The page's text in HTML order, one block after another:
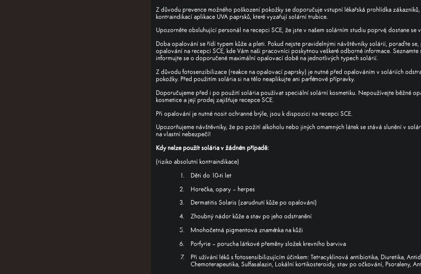
Z důvodu prevence možného poškození pokožky se doporučuje vstupní lékařská prohlídka
kontraindikací aplikace UVA paprsků, které vyzařují solární trubice.
Upozorněte obsluhující personál na recepci SCE, že jste v našem solárním studiu poprvé, dostane se
Doba opalování se řídí typem kůže a pleti. Pokud nejste pravidelnými návštěvníky solárií, poraďte
opalování na recepci SCE, kde Vám naši pracovníci poskytnou veškeré odborné informace.
informujte se o doporučené maximální opalovací době na jednotlivých typech solárií.
Z důvodu fotosenzibilizace (reakce na opalovací paprsky) je nutné před opalováním v soláriích
pokožky. Před použitím solária si na tělo neaplikujte ani parfémové přípravky.
Doporučujeme před i po použití solária používat speciální solární kosmetiku. Nepoužívejte běžné
kosmetice a její prodej zajišťuje recepce SCE.
Při opalování je nutné nosit ochranné brýle, jsou k dispozici na recepci SCE.
Upozorňujeme návštěvníky, že po požití alkoholu nebo jiných omamných látek se stává slunění v
na vlastní nebezpečí!
Kdy nelze použít solária v žádném případě:
(riziko absolutní kontraindikace)
Děti do 10-ti let
Horečka, opary – herpes
Dermatitis Solaris (zarudnutí kůže po opalování)
Zhoubný nádor kůže a stav po jeho odstranění
Mnohočetná pigmentová znaménka na kůži
Porfyrie – porucha látkové přeměny složek krevního barviva
Při užívání léků s fotosensibilizujícím účinkem: Tetracyklinová antibiotika, Diuretika,
Chemoterapeutika, Sulfasalazin, Lokální kortikosteroidy, stav po očkování, Psoraleny,